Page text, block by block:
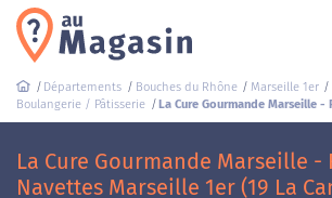
Départements Bouches du Rhône
Marseille 1er
Boulangerie / Pâtisserie
La Cure Gourmande Marseille -
La Cure Gourmande Marseille -
Navettes Marseille 1er (19 La